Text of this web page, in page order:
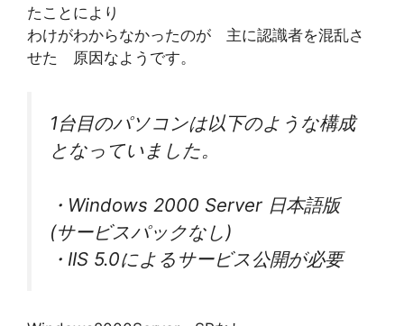
たことにより
わけがわからなかったのが 主に認識者を混乱さ
せた 原因なようです。
1台目のパソコンは以下のような構成
となっていました。
・Windows 2000 Server 日本語版
(サービスパックなし)
・IIS 5.0によるサービス公開が必要